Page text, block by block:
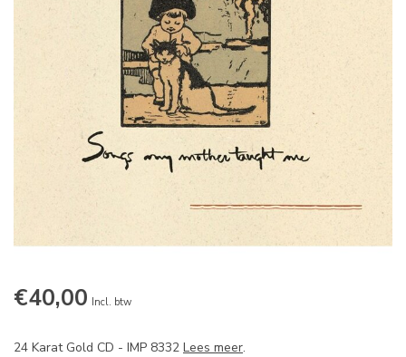
€40,00 Incl. btw
24 Karat Gold CD - IMP 8332 Lees meer.